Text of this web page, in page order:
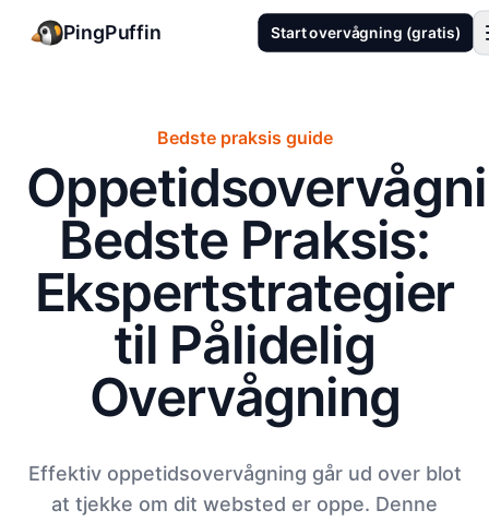
PingPuffin Start overvågning (gratis)
Bedste praksis guide
Bedste Praksis:
Ekspertstrategier
til Pålidelig
Overvågning
Effektiv oppetidsovervågning går ud over blot
at tjekke om dit websted er oppe. Denne